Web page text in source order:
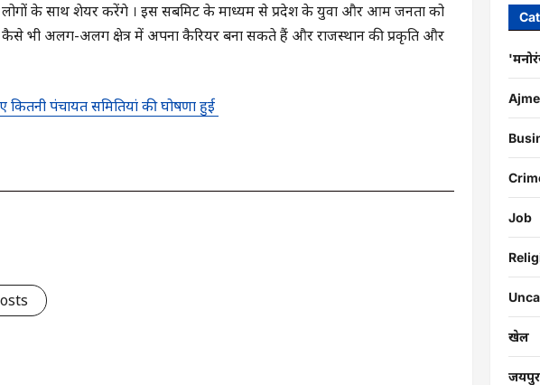
के साथ शेयर करेंगे । इस सबमिट के माध्यम से प्रदेश के युवा और आम जनता को
कैसे भी अलग-अलग क्षेत्र में अपना कैरियर बना सकते हैं और राजस्थान की प्रकृति और
कितनी पंचायत समितियां की घोषणा हुई
Job
खेल
जयपुर